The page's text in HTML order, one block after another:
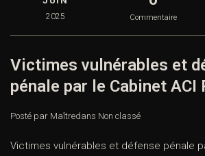
2025 Commentaire
Victimes vulnérables et
pénale par le Cabinet ACI
Posté par Maîtredans Non classé
Victimes vulnérables et défense pénale